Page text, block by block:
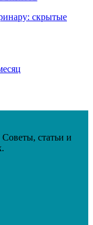
скрытые
статьи и